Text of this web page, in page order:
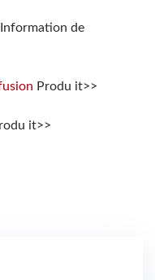
Information de
Produ it>>
it>>